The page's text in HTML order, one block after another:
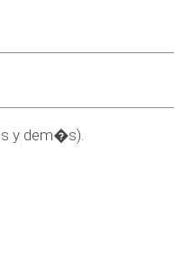
y dem�s).